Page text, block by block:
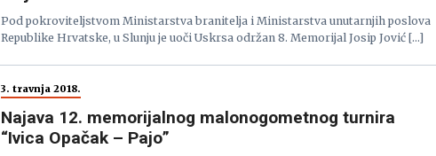
Pod pokroviteljstvom Ministarstva branitelja i Ministarstva unutarnjih poslova
Republike Hrvatske, u Slunju je uoči Uskrsa održan 8. Memorijal Josip Jović […]
3. travnja 2018.
Najava 12. memorijalnog malonogometnog turnira
“Ivica Opačak – Pajo”